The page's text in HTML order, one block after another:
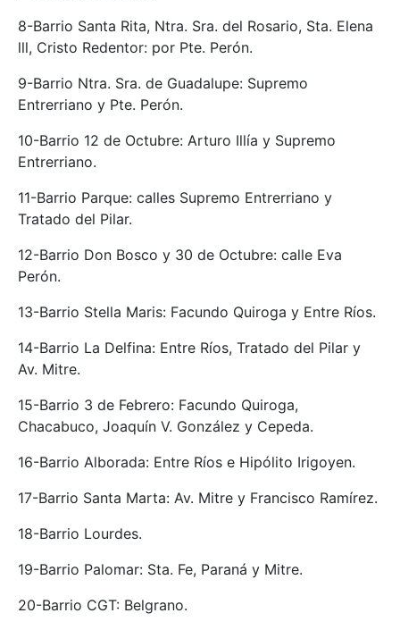
8-Barrio Santa Rita, Ntra. Sra. del Rosario, Sta. Elena
lll, Cristo Redentor: por Pte. Perón.
9-Barrio Ntra. Sra. de Guadalupe: Supremo
Entrerriano y Pte. Perón.
10-Barrio 12 de Octubre: Arturo Illía y Supremo
Entrerriano.
11-Barrio Parque: calles Supremo Entrerriano y
Tratado del Pilar.
12-Barrio Don Bosco y 30 de Octubre: calle Eva
Perón.
13-Barrio Stella Maris: Facundo Quiroga y Entre Ríos.
14-Barrio La Delfina: Entre Ríos, Tratado del Pilar y
Av. Mitre.
15-Barrio 3 de Febrero: Facundo Quiroga,
Chacabuco, Joaquín V. González y Cepeda.
16-Barrio Alborada: Entre Ríos e Hipólito Irigoyen.
17-Barrio Santa Marta: Av. Mitre y Francisco Ramírez.
18-Barrio Lourdes.
19-Barrio Palomar: Sta. Fe, Paraná y Mitre.
20-Barrio CGT: Belgrano.